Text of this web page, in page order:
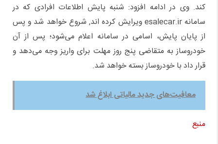
کند. وی در ادامه افزود: شنبه پایش اطلاعات افرادی که در
سامانه esalecar.ir ویرایش کرده اند‌‌, شروع خواهد شد و پس
از پایان پایش، اسامی در سامانه اعلام می‌شود؛ پس از آن
خودروساز به متقاضی پنج روز مهلت برای واریز وجه می‌دهد و
قرار داد با خودروساز بسته خواهد شد.
معافیت‌های جدید مالیاتی ابلاغ شد
منبع